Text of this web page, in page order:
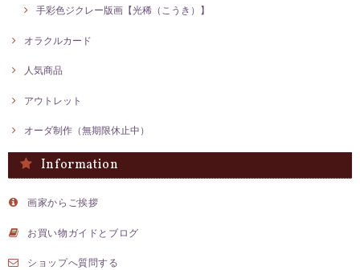
とても素敵です！お年玉クーポン有難うございました(^^)また、迅速に
発送下さいまして有難うございました☆大切にします。
2024/12/01
とても素敵な作品でした。 ありがとうございました。
手彩色ジクレー版画【光稀（こうき）】
オラクルカード
人気商品
アウトレット
オーダ制作（無期限休止中）
Information
画家からご挨拶
お買い物ガイドとブログ
ショップへ質問する